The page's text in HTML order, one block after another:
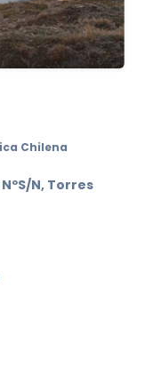
Chilena
N, Torres